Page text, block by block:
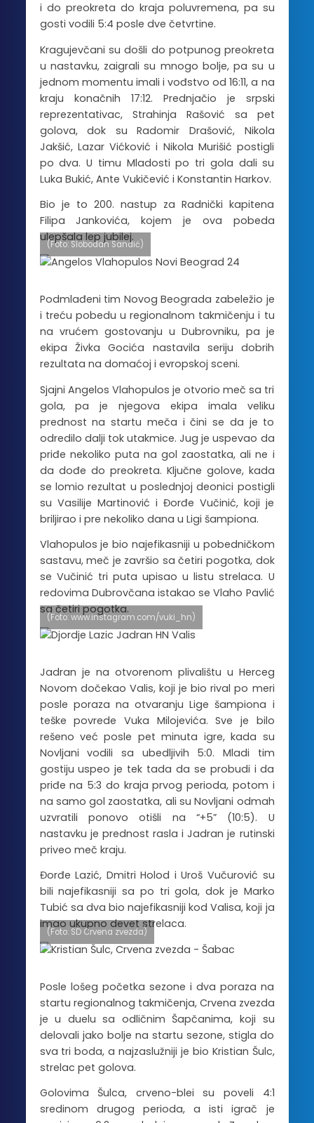
i do preokreta do kraja poluvremena, pa su
gosti vodili 5:4 posle dve četvrtine.
Kragujevčani su došli do potpunog preokreta
u nastavku, zaigrali su mnogo bolje, pa su u
jednom momentu imali i vođstvo od 16:11, a na
kraju konačnih 17:12. Prednjačio je srpski
reprezentativac, Strahinja Rašović sa pet
golova, dok su Radomir Drašović, Nikola
Jakšić, Lazar Vićković i Nikola Murišić postigli
po dva. U timu Mladosti po tri gola dali su
Luka Bukić, Ante Vukičević i Konstantin Harkov.
Bio je to 200. nastup za Radnički kapitena
Filipa Jankovića, kojem je ova pobeda
ulepšala lep jubilej.
(Foto: Slobodan Sandić)
Podmlađeni tim Novog Beograda zabeležio je
i treću pobedu u regionalnom takmičenju i tu
na vrućem gostovanju u Dubrovniku, pa je
ekipa Živka Gocića nastavila seriju dobrih
rezultata na domaćoj i evropskoj sceni.
Sjajni Angelos Vlahopulos je otvorio meč sa tri
gola, pa je njegova ekipa imala veliku
prednost na startu meča i čini se da je to
odredilo dalji tok utakmice. Jug je uspevao da
priđe nekoliko puta na gol zaostatka, ali ne i
da dođe do preokreta. Ključne golove, kada
se lomio rezultat u poslednjoj deonici postigli
su Vasilije Martinović i Đorđe Vučinić, koji je
briljirao i pre nekoliko dana u Ligi šampiona.
Vlahopulos je bio najefikasniji u pobedničkom
sastavu, meč je završio sa četiri pogotka, dok
se Vučinić tri puta upisao u listu strelaca. U
redovima Dubrovčana istakao se Vlaho Pavlić
sa četiri pogotka.
(Foto: www.instagram.com/vuki_hn)
Jadran je na otvorenom plivalištu u Herceg
Novom dočekao Valis, koji je bio rival po meri
posle poraza na otvaranju Lige šampiona i
teške povrede Vuka Milojevića. Sve je bilo
rešeno već posle pet minuta igre, kada su
Novljani vodili sa ubedljivih 5:0. Mladi tim
gostiju uspeo je tek tada da se probudi i da
priđe na 5:3 do kraja prvog perioda, potom i
na samo gol zaostatka, ali su Novljani odmah
uzvratili ponovo otišli na “+5” (10:5). U
nastavku je prednost rasla i Jadran je rutinski
priveo meč kraju.
Đorđe Lazić, Dmitri Holod i Uroš Vučurović su
bili najefikasniji sa po tri gola, dok je Marko
Tubić sa dva bio najefikasniji kod Valisa, koji ja
imao ukupno devet strelaca.
(Foto: SD Crvena zvezda)
Posle lošeg početka sezone i dva poraza na
startu regionalnog takmičenja, Crvena zvezda
je u duelu sa odličnim Šapčanima, koji su
delovali jako bolje na startu sezone, stigla do
sva tri boda, a najzaslužniji je bio Kristian Šulc,
strelac pet golova.
Golovima Šulca, crveno-blei su poveli 4:1
sredinom drugog perioda, a isti igrač je